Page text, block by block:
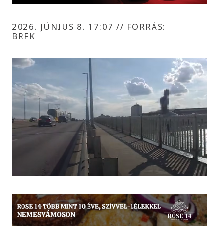
2026. JÚNIUS 8. 17:07// FORRÁS:
BRFK